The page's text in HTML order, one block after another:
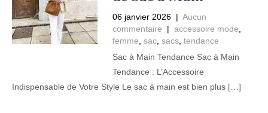
06 janvier 2026 | Aucun
commentaire
| accessoire mode
femme sac, sacs, tendance
Sac à Main Tendance Sac à Main
Tendance : L’Accessoire
Indispensable de Votre Style Le sac à main est bien plus […]